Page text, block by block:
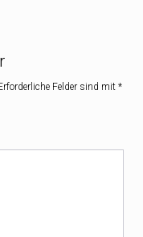
Felder sind mit *